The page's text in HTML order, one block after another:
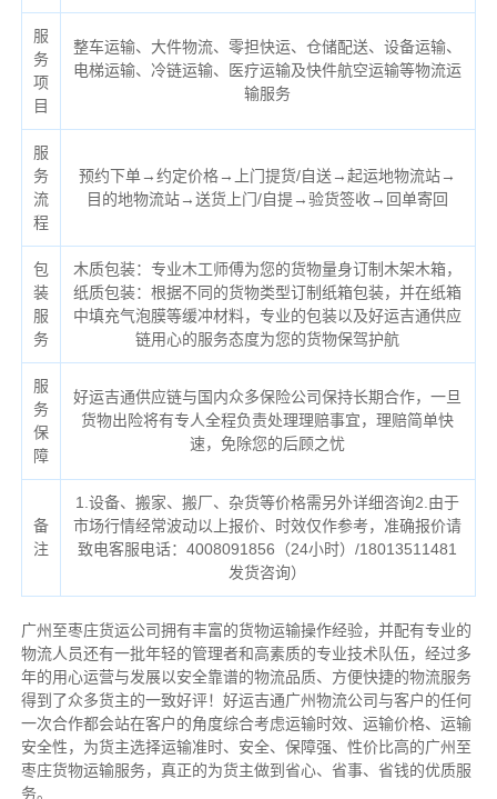
服
务
项
目
整车运输、大件物流、零担快运、仓储配送、设备运输、
电梯运输、冷链运输、医疗运输及快件航空运输等物流运
输服务
服
务
流
程
预约下单→约定价格→上门提货/自送→起运地物流站→
目的地物流站→送货上门/自提→验货签收→回单寄回
包
装
服
务
木质包装：专业木工师傅为您的货物量身订制木架木箱，
纸质包装：根据不同的货物类型订制纸箱包装，并在纸箱
中填充气泡膜等缓冲材料，专业的包装以及好运吉通供应
链用心的服务态度为您的货物保驾护航
服
务
保
障
好运吉通供应链与国内众多保险公司保持长期合作，一旦
货物出险将有专人全程负责处理理赔事宜，理赔简单快
速，免除您的后顾之忧
备
注
1.设备、搬家、搬厂、杂货等价格需另外详细咨询2.由于
市场行情经常波动以上报价、时效仅作参考，准确报价请
致电客服电话：4008091856（24小时）/18013511481
发货咨询）
广州至枣庄货运公司拥有丰富的货物运输操作经验，并配有专业的
物流人员还有一批年轻的管理者和高素质的专业技术队伍，经过多
年的用心运营与发展以安全靠谱的物流品质、方便快捷的物流服务
得到了众多货主的一致好评！好运吉通广州物流公司与客户的任何
一次合作都会站在客户的角度综合考虑运输时效、运输价格、运输
安全性，为货主选择运输准时、安全、保障强、性价比高的广州至
枣庄货物运输服务，真正的为货主做到省心、省事、省钱的优质服
务。